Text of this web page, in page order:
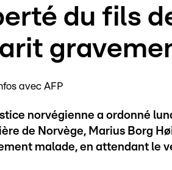
du fils
avec AFP
norvégienne a ordonné
de Norvège, Marius Borg
malade, en attendant le